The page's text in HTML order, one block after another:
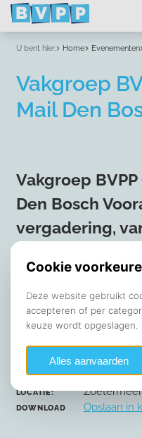
U bent hier: Home Evenementen
Vakgroep
Mail Den
Vakgroep
Den Bosch
vergadering,
staan, tijdens
leden
DATUM: 17
LOCATIE: Zoetermeer
DOWNLOAD Opslaan in